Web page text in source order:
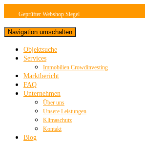
Geprüfter Webshop Siegel
Navigation umschalten
Objektsuche
Services
Immobilien Crowdinvesting
Marktbericht
FAQ
Unternehmen
Über uns
Unsere Leistungen
Klimaschutz
Kontakt
Blog